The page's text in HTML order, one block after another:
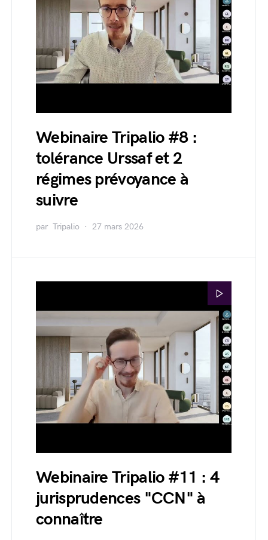
Webinaire Tripalio #8 :
tolérance Urssaf et 2
régimes prévoyance à
suivre
par Tripalio 27 mars 2026
Webinaire Tripalio #11 : 4
jurisprudences "CCN" à
connaître